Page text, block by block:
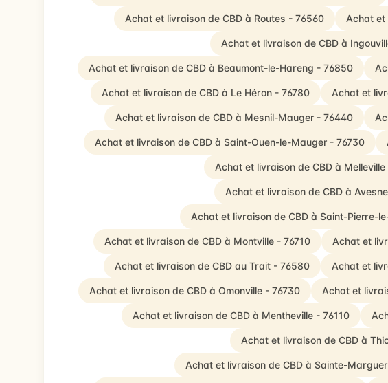
Achat et livraison de CBD à Routes - 76560 Achat et
Achat et livraison de CBD à
Achat et livraison de CBD à Beaumont-le-Hareng - 76850
Achat et livraison de CBD à Le Héron - 76780 Achat et
Achat et livraison de CBD à Mesnil-Mauger - 76440
Achat et livraison de CBD à Saint-Ouen-le-Mauger - 76730
Achat et livraison de CBD à
Achat et livraison de CBD à
Achat et livraison de CBD à Saint-Pierre-
Achat et livraison de CBD à Montville - 76710 Achat et
Achat et livraison de CBD au Trait - 76580 Achat et
Achat et livraison de CBD à Omonville - 76730 Achat et
Achat et livraison de CBD à Mentheville - 76110
Achat et livraison de CBD à
Achat et livraison de CBD à Sainte-